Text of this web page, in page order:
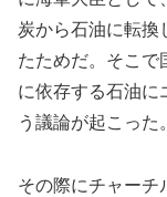
炭から石油に転換
たためだ。そこで
に依存する石油に
う議論が起こった。
その際にチャーチ